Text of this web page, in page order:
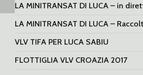
LA MINITRANSAT DI LUCA – in
LA MINITRANSAT DI LUCA –
VLV TIFA PER LUCA SABIU
FLOTTIGLIA VLV CROAZIA 2017